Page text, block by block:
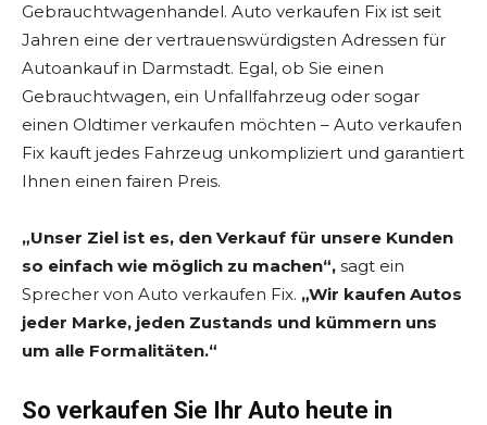
Gebrauchtwagenhandel. Auto verkaufen Fix ist seit
Jahren eine der vertrauenswürdigsten Adressen für
Autoankauf in Darmstadt. Egal, ob Sie einen
Gebrauchtwagen, ein Unfallfahrzeug oder sogar
einen Oldtimer verkaufen möchten – Auto verkaufen
Fix kauft jedes Fahrzeug unkompliziert und garantiert
Ihnen einen fairen Preis.
„Unser Ziel ist es, den Verkauf für unsere Kunden
so einfach wie möglich zu machen“, sagt ein
Sprecher von Auto verkaufen Fix. „Wir kaufen Autos
jeder Marke, jeden Zustands und kümmern uns
um alle Formalitäten.“
So verkaufen Sie Ihr Auto heute in